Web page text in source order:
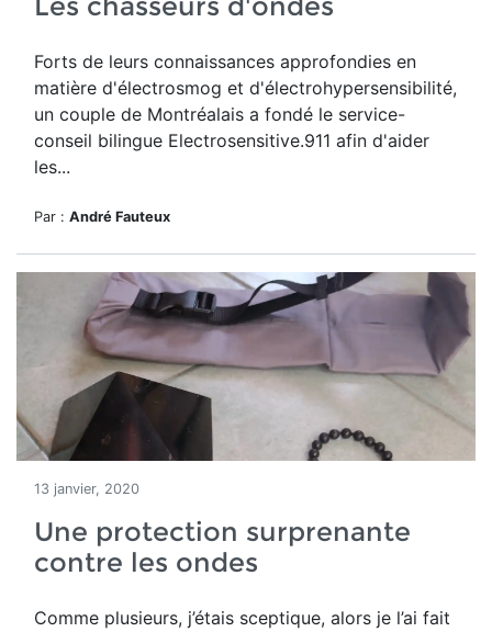
Forts de leurs connaissances approfondies en
matière d'électrosmog et d'électrohypersensibilité,
un couple de Montréalais a fondé le service-
conseil bilingue Electrosensitive.911 afin d'aider
les...
Par : André Fauteux
13 janvier, 2020
Une protection surprenante
contre les ondes
Comme plusieurs, j’étais sceptique, alors je l’ai fait